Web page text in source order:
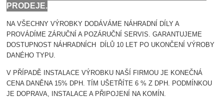
PRODEJE.
NA VŠECHNY VÝROBKY DODÁVÁME NÁHRADNÍ DÍLY A
PROVÁDÍME ZÁRUČNÍ A POZÁRUČNÍ SERVIS. GARANTUJEME
DOSTUPNOST NÁHRADNÍCH DÍLŮ 10 LET PO UKONČENÍ VÝROBY
DANÉHO TYPU.
V PŘÍPADĚ INSTALACE VÝROBKU NAŠÍ FIRMOU JE KONEČNÁ
CENA DANĚNA 15% DPH. TÍM UŠETŘÍTE 6 % Z DPH. PODMÍNKOU
JE DOPRAVA, INSTALACE A PŘIPOJENÍ NA KOMÍN.